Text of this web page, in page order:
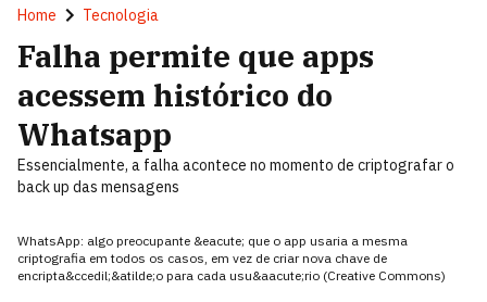
Home Tecnologia
Falha permite que apps
acessem histórico do
Whatsapp
Essencialmente, a falha acontece no momento de criptografar o
back up das mensagens
WhatsApp: algo preocupante &eacute; que o app usaria a mesma
criptografia em todos os casos, em vez de criar nova chave de
encripta&ccedil;&atilde;o para cada usu&aacute;rio (Creative Commons)